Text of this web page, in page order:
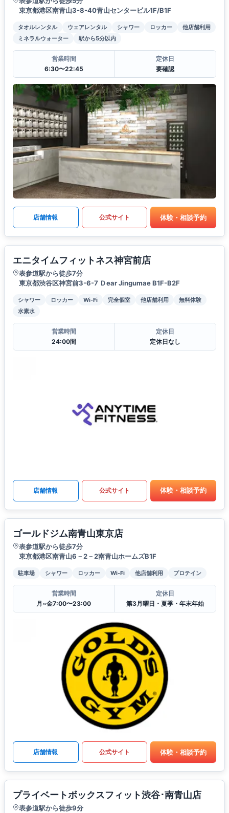
東京都港区南青山3-8-40青山センタービル1F/B1F
タオルレンタル ウェアレンタル シャワー ロッカー
他店舗利用
ミネラルウォーター
駅から5分以内
営業時間
6:30〜22:45
定休日
要確認
店舗情報 公式サイト 体験・相談予約
エニタイムフィットネス神宮前店
表参道駅から徒歩7分
東京都渋谷区神宮前3-6-7 Ｄear Jingumae B1F-B2F
シャワー ロッカー Wi-Fi 完全個室 他店舗利用
無料体験
水素水
営業時間
24:00間
定休日
定休日なし
店舗情報 公式サイト 体験・相談予約
ゴールドジム南青山東京店
表参道駅から徒歩7分
東京都港区南青山6－2－2南青山ホームズB1F
駐車場 シャワー ロッカー Wi-Fi 他店舗利用 プロテイン
営業時間
月~金7:00〜23:00
定休日
第3月曜日・夏季・年末年始
店舗情報 公式サイト 体験・相談予約
プライベートボックスフィット渋谷･南青山店
表参道駅から徒歩9分